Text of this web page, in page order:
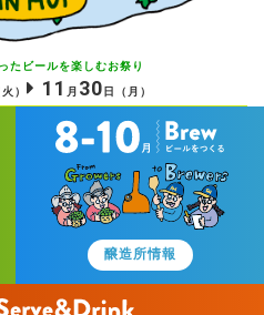
たビールを楽しむお祭り
火） 11 月 30 日 （月）
醸造所情報